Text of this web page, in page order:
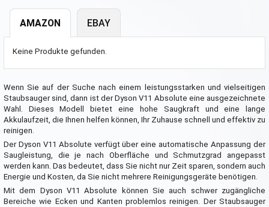
AMAZON
Keine Produkte gefunden.
EBAY
Wenn Sie auf der Suche nach einem leistungsstarken und vielseitigen
Staubsauger sind, dann ist der Dyson V11 Absolute eine ausgezeichnete
Wahl. Dieses Modell bietet eine hohe Saugkraft und eine lange
Akkulaufzeit, die Ihnen helfen können, Ihr Zuhause schnell und effektiv zu
reinigen.
Der Dyson V11 Absolute verfügt über eine automatische Anpassung der
Saugleistung, die je nach Oberfläche und Schmutzgrad angepasst
werden kann. Das bedeutet, dass Sie nicht nur Zeit sparen, sondern auch
Energie und Kosten, da Sie nicht mehrere Reinigungsgeräte benötigen.
Mit dem Dyson V11 Absolute können Sie auch schwer zugängliche
Bereiche wie Ecken und Kanten problemlos reinigen. Der Staubsauger